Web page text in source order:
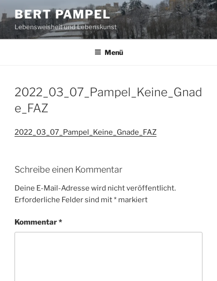
Inhalt
springen
BERT PAMPEL
Lebensweisheit und Lebenskunst
Menü
2022_03_07_Pampel_Keine_Gnad
e_FAZ
2022_03_07_Pampel_Keine_Gnade_FAZ
Schreibe einen Kommentar
Deine E-Mail-Adresse wird nicht veröffentlicht.
Erforderliche Felder sind mit* markiert
Kommentar*